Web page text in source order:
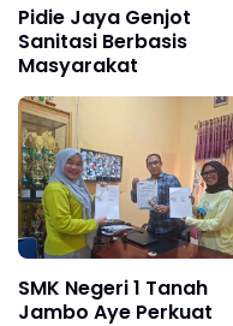
Pidie Jaya Genjot
Sanitasi Berbasis
Masyarakat
SMK Negeri 1 Tanah
Jambo Aye Perkuat